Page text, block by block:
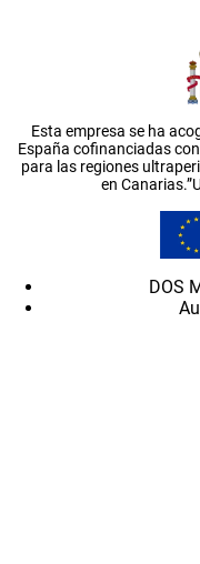
Esta empresa se ha
España cofinanciadas
para las regiones
en
DOS